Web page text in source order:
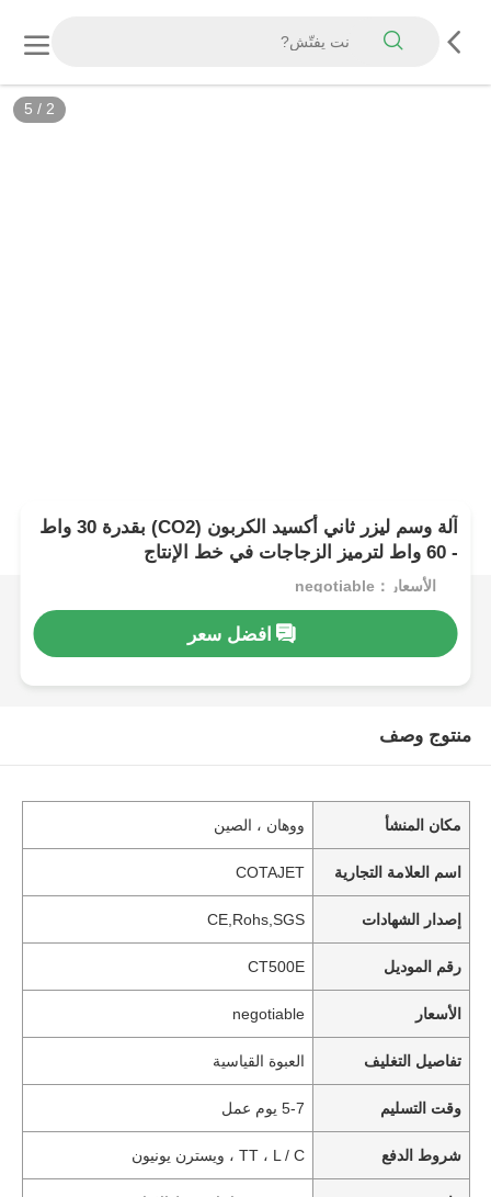
2
/
5
آلة وسم ليزر ثاني أكسيد الكربون (CO2) بقدرة 30 واط
- 60 واط لترميز الزجاجات في خط الإنتاج
الأسعار：negotiable
افضل سعر
منتوج وصف
مكان المنشأ ووهان ، الصين
اسم العلامة التجارية COTAJET
إصدار الشهادات CE,Rohs,SGS
رقم الموديل CT500E
الأسعار negotiable
تفاصيل التغليف العبوة القياسية
وقت التسليم 5-7 يوم عمل
شروط الدفع TT ، L / C ، ويسترن يونيون